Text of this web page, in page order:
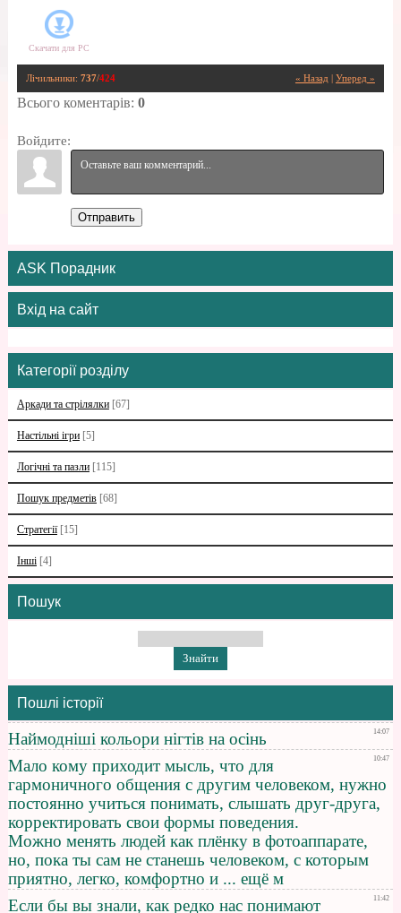
Скачати для PC
« Назад Уперед »
Лічильники: 737/424
Всього коментарів: 0
Войдите:
Отправить
ASK Порадник
Вхід на сайт
Категорії розділу
Аркади та стрілялки [67]
Настільні ігри [5]
Логічні та пазли [115]
Пошук предметів [68]
Стратегії [15]
Інші [4]
Пошук
Пошлі історії